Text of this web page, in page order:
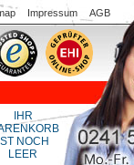
Impressum AGB
IHR
IST NOCH
LEER